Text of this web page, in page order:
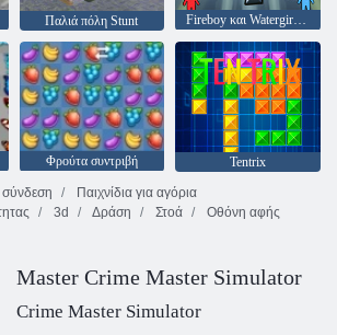
Παλιά πόλη Stunt Fireboy και Watergirl 4: Crystal Temple
Φρούτα συντριβή
Tentrix
σύνδεση
Παιχνίδια για αγόρια
3d Δράση Στοά
Οθόνη αφής
Master Crime Master Simulator
Crime Master Simulator